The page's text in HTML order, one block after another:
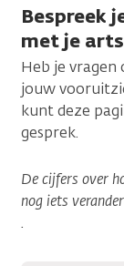
Bespreek
met je arts
Heb je vragen
jouw
kunt deze
gesprek.
De cijfers over
nog iets
.